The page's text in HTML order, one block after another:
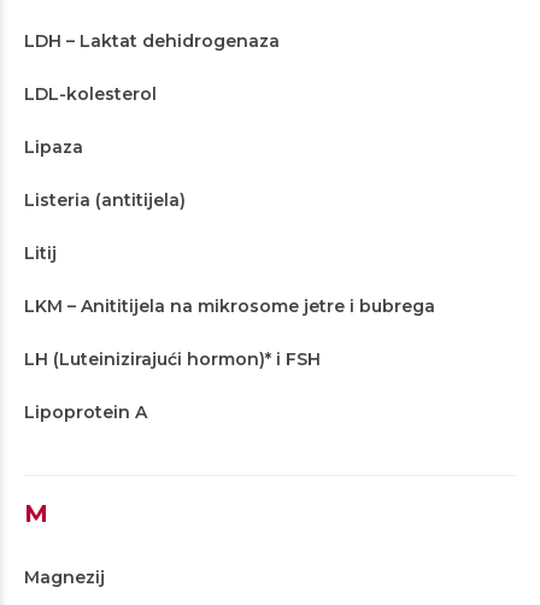
LDH – Laktat dehidrogenaza
LDL-kolesterol
Lipaza
Listeria (antitijela)
Litij
LKM – Anititijela na mikrosome jetre i bubrega
LH (Luteinizirajući hormon)* i FSH
Lipoprotein A
M
Magnezij